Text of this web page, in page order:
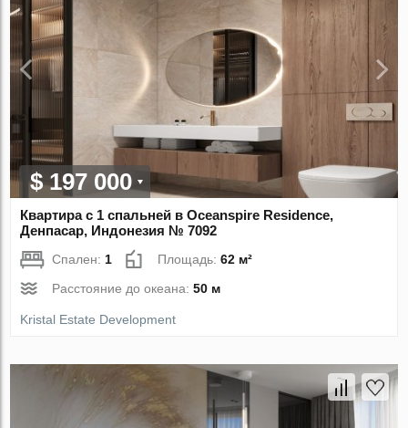
$ 197 000
Квартира с 1 спальней в Oceanspire Residence,
Денпасар, Индонезия № 7092
Спален: 1 Площадь:62 м²
Расстояние до океана:50 м
Kristal Estate Development